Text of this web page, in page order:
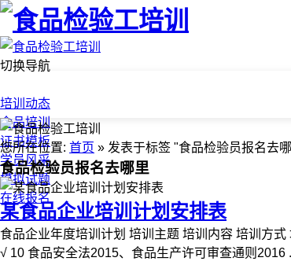
切换导航
培训动态
食品培训
证书模板
学员风采
模拟试题
在线报名
您所在位置: 首页 » 发表于标签 "食品检验员报名去
食品检验员报名去哪里
某食品企业培训计划安排表
食品企业年度培训计划 培训主题 培训内容 培训方
√ 10 食品安全法2015、食品生产许可审查通则2016